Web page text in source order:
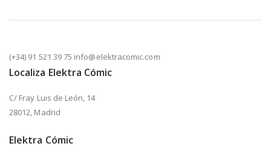
(+34) 91 521 39 75 info@elektracomic.com
Localiza Elektra Cómic
C/ Fray Luis de León, 14
28012, Madrid
Elektra Cómic